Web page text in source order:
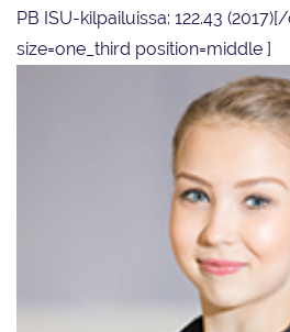
PB ISU-kilpailuissa: 122.43
size=one_third position=middle ]